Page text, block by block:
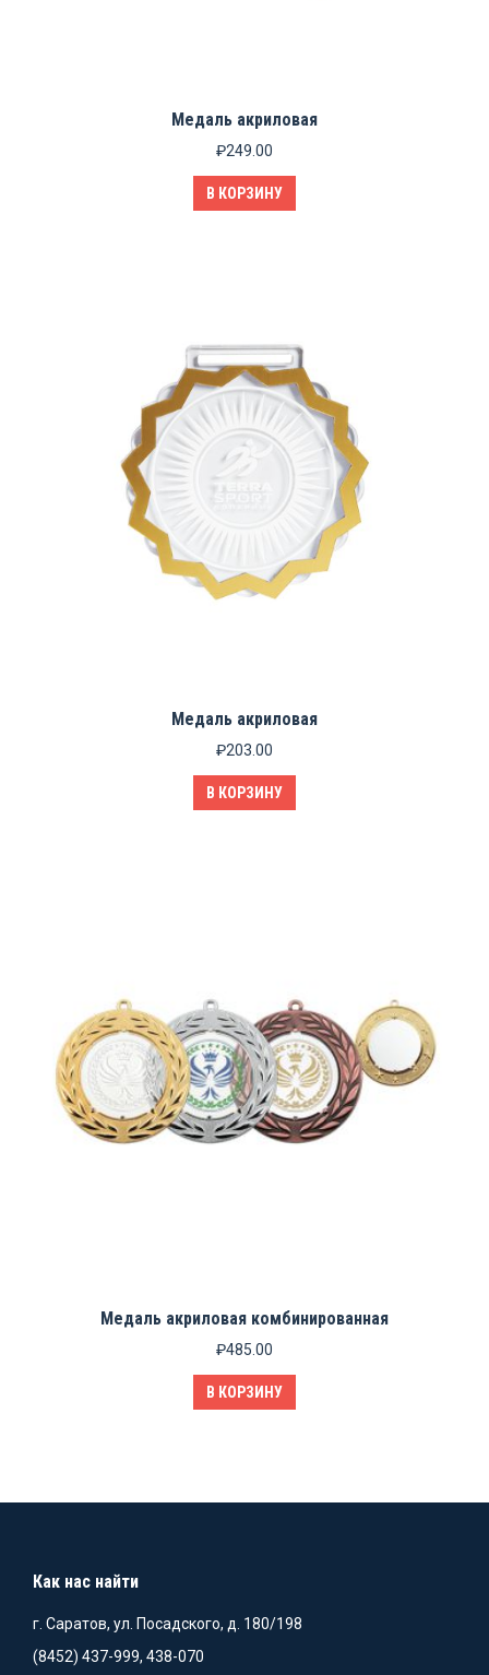
Медаль акриловая
₽249.00
В КОРЗИНУ
Медаль акриловая
₽203.00
В КОРЗИНУ
Медаль акриловая комбинированная
₽485.00
В КОРЗИНУ
Как нас найти
г. Саратов, ул. Посадского, д. 180/198
(8452) 437-999, 438-070